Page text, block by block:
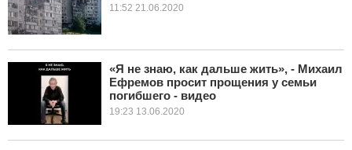
В МИРЕ
ОБЩЕСТВО
КУЛЬТУРА
НАУКА
11:52 21.06.2020
«Я не знаю, как дальше жить», - Михаил
Ефремов просит прощения у семьи
погибшего - видео
19:23 13.06.2020